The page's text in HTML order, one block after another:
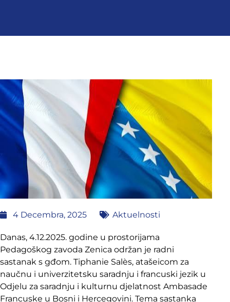
4 Decembra, 2025 Aktuelnosti
Danas, 4.12.2025. godine u prostorijama
Pedagoškog zavoda Zenica održan je radni
sastanak s gđom. Tiphanie Salès, atašeicom za
naučnu i univerzitetsku saradnju i francuski jezik u
Odjelu za saradnju i kulturnu djelatnost Ambasade
Francuske u Bosni i Hercegovini. Tema sastanka